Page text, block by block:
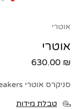
אוטרי
אוטרי
630.00 ₪
סניקרס אוטרי Autry Medalist leather sneakers
טבלת מידות